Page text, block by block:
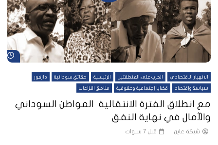
الانهيار الاقتصادي الحرب على المنطقتين الرئيسية حقائق سودانية دارفور
سياسة وإقتصاد قضايا إجتماعية وحقوقية مناطق النزاعات
مع انطلاق الفترة الانتقالية المواطن السوداني
والآمال في نهاية النفق
شبكة عاين قبل 7 سنوات